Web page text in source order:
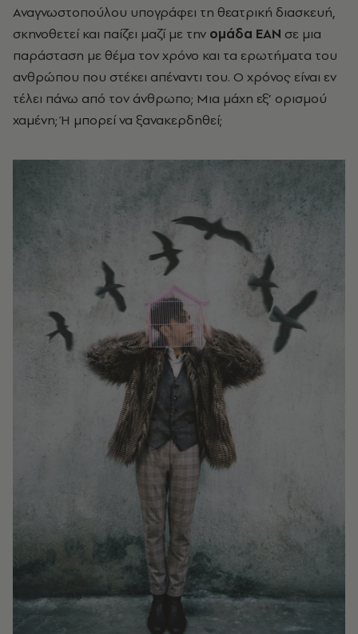
Αναγνωστοπούλου υπογράφει τη θεατρική διασκευή,
σκηνοθετεί και παίζει μαζί με την ομάδα ΕΑΝ σε μια
παράσταση με θέμα τον χρόνο και τα ερωτήματα του
ανθρώπου που στέκει απέναντι του. Ο χρόνος είναι εν
τέλει πάνω από τον άνθρωπο; Μια μάχη εξ’ ορισμού
χαμένη; Ή μπορεί να ξανακερδηθεί;